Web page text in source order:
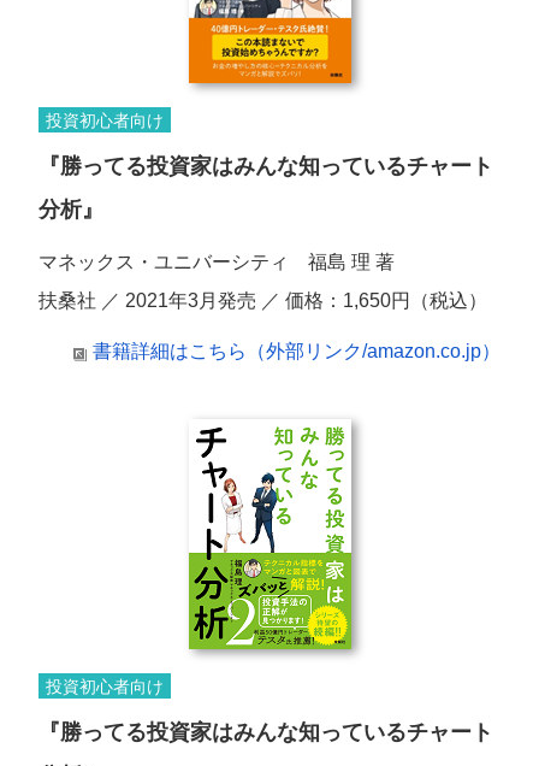
投資初心者向け
『勝ってる投資家はみんな知っているチャート
分析』
マネックス・ユニバーシティ 福島 理 著
扶桑社 ／ 2021年3月発売 ／ 価格：1,650円（税込）
書籍詳細はこちら（外部リンク/amazon.co.jp）
投資初心者向け
『勝ってる投資家はみんな知っているチャート